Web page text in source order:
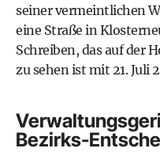
seiner vermeintlichen
eine Straße in
Schreiben, das auf der
zu sehen ist mit 21. Juli
Bezirks-